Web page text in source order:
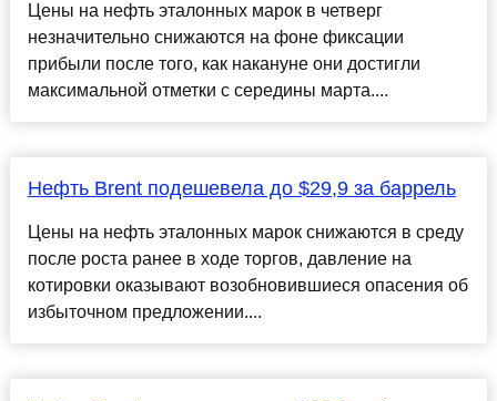
Цены на нефть эталонных марок в четверг
незначительно снижаются на фоне фиксации
прибыли после того, как накануне они достигли
максимальной отметки с середины марта....
Нефть Brent подешевела до $29,9 за баррель
Цены на нефть эталонных марок снижаются в среду
после роста ранее в ходе торгов, давление на
котировки оказывают возобновившиеся опасения об
избыточном предложении....